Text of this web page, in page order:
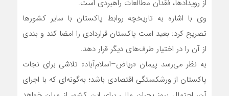
از رویدادها، فقدان مطالعات راهبردی است.
وی با اشاره به تاریخچه روابط پاکستان با سایر کشورها
تصریح کرد: بعید است پاکستان قراردادی را امضا کند و بندی
از آن را در اختیار طرف‌های دیگر قرار دهد.
به نظر می‌رسد پیمان «ریاض–اسلام‌آباد» تلاشی برای نجات
پاکستان از ورشکستگی اقتصادی باشد؛ به‌گونه‌ای که با اجرای